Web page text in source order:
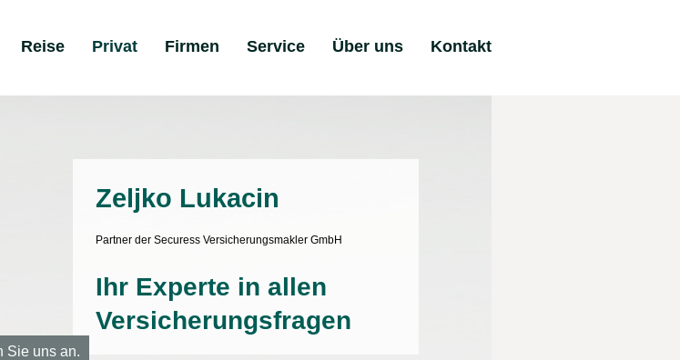
Reise Privat Firmen Service Über uns Kontakt
Sie uns an.
Zeljko Lukacin
Partner der Securess Ver­sicherungs­makler GmbH
Ihr Experte in allen
Versicherungsfragen